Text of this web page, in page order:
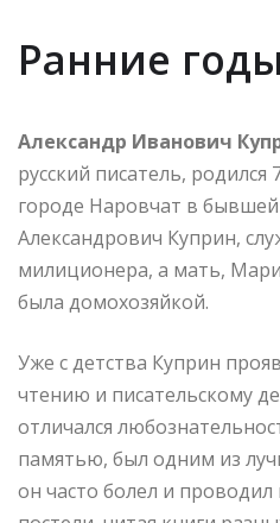
Ранние годы
Александр Иванович
русский писатель, родился
городе Наровчат в
Александрович Куприн,
милиционера, а мать,
была домохозяйкой.
Уже с детства Куприн
чтению и писательскому
отличался
памятью, был одним из
он часто болел и